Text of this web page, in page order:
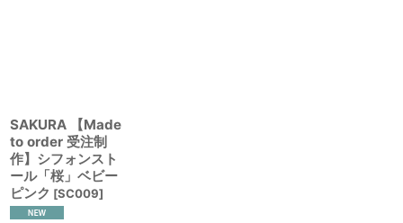
SAKURA 【Made
to order 受注制
作】シフォンスト
ール「桜」ベビー
ピンク [SC009]